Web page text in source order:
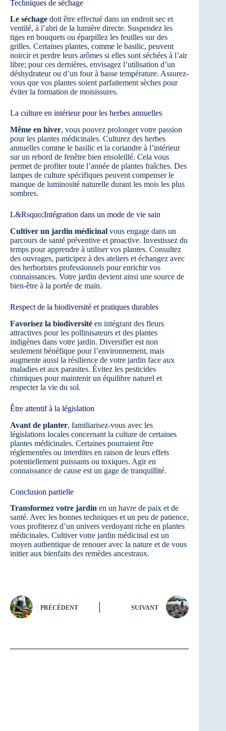
Techniques de séchage
Le séchage doit être effectué dans un endroit sec et
ventilé, à l’abri de la lumière directe. Suspendez les
tiges en bouquets ou éparpillez les feuilles sur des
grilles. Certaines plantes, comme le basilic, peuvent
noircir et perdre leurs arômes si elles sont séchées à l’air
libre; pour ces dernières, envisagez l’utilisation d’un
déshydrateur ou d’un four à basse température. Assurez-
vous que vos plantes soient parfaitement sèches pour
éviter la formation de moisissures.
La culture en intérieur pour les herbes annuelles
Même en hiver, vous pouvez prolonger votre passion
pour les plantes médicinales. Culturez des herbes
annuelles comme le basilic et la coriandre à l’intérieur
sur un rebord de fenêtre bien ensoleillé. Cela vous
permet de profiter toute l’année de plantes fraîches. Des
lampes de culture spécifiques peuvent compenser le
manque de luminosité naturelle durant les mois les plus
sombres.
L&Rsquo;Intégration dans un mode de vie sain
Cultiver un jardin médicinal vous engage dans un
parcours de santé préventive et proactive. Investissez du
temps pour apprendre à utiliser vos plantes. Consultez
des ouvrages, participez à des ateliers et échangez avec
des herboristes professionnels pour enrichir vos
connaissances. Votre jardin devient ainsi une source de
bien-être à la portée de main.
Respect de la biodiversité et pratiques durables
Favorisez la biodiversité en intégrant des fleurs
attractives pour les pollinisateurs et des plantes
indigènes dans votre jardin. Diversifier est non
seulement bénéfique pour l’environnement, mais
augmente aussi la résilience de votre jardin face aux
maladies et aux parasites. Évitez les pesticides
chimiques pour maintenir un équilibre naturel et
respecter la vie du sol.
Être attentif à la législation
Avant de planter, familiarisez-vous avec les
législations locales concernant la culture de certaines
plantes médicinales. Certaines pourraient être
réglementées ou interdites en raison de leurs effets
potentiellement puissants ou toxiques. Agir en
connaissance de cause est un gage de tranquillité.
Conclusion partielle
Transformez votre jardin en un havre de paix et de
santé. Avec les bonnes techniques et un peu de patience,
vous profiterez d’un univers verdoyant riche en plantes
médicinales. Cultiver votre jardin médicinal est un
moyen authentique de renouer avec la nature et de vous
initier aux bienfaits des remèdes ancestraux.
PRÉCÉDENT SUIVANT